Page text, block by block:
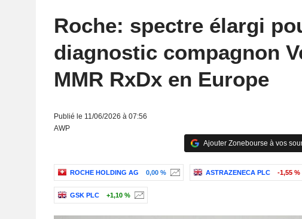
Roche: spectre élargi
diagnostic compagnon
MMR RxDx en Europe
Publié le 11/06/2026 à 07:56
AWP
Ajouter Zonebourse à vos
ROCHE HOLDING AG 0,00 % ASTRAZENECA PLC -1,55 %
GSK PLC +1,10 %